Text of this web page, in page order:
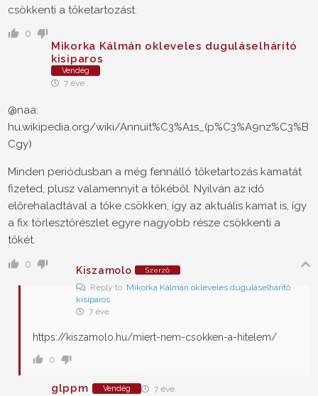
csökkenti a tőketartozást.
0
Mikorka Kálmán okleveles duguláselhárító
kisiparos
Vendég
7 éve
@naa:
hu.wikipedia.org/wiki/Annuit%C3%A1s_(p%C3%A9nz%C3%B
Cgy)
Minden periódusban a még fennálló tőketartozás kamatát
fizeted, plusz valamennyit a tőkéből. Nyilván az idő
előrehaladtával a tőke csökken, így az aktuális kamat is, így
a fix törlesztőrészlet egyre nagyobb része csökkenti a
tőkét.
0
Kiszamolo Szerző
Reply to Mikorka Kálmán okleveles duguláselhárító
kisiparos
7 éve
https://kiszamolo.hu/miert-nem-csokken-a-hitelem/
0
glppm Vendég 7 éve